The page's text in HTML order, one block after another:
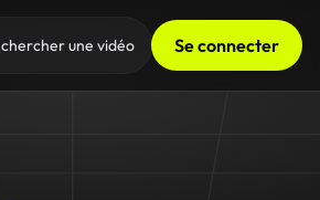
Se connecter